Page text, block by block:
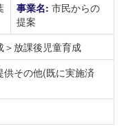
事業名: 市民からの
提案
＞放課後児童育成
供その他(既に実施済